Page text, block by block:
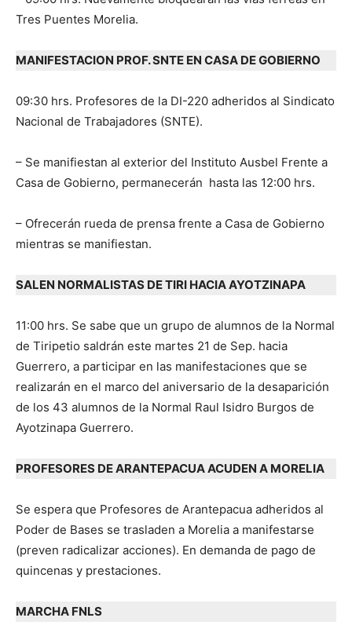
Tres Puentes Morelia.
MANIFESTACION PROF. SNTE EN CASA DE GOBIERNO
09:30 hrs. Profesores de la DI-220 adheridos al Sindicato
Nacional de Trabajadores (SNTE).
– Se manifiestan al exterior del Instituto Ausbel Frente a
Casa de Gobierno, permanecerán hasta las 12:00 hrs.
– Ofrecerán rueda de prensa frente a Casa de Gobierno
mientras se manifiestan.
SALEN NORMALISTAS DE TIRI HACIA AYOTZINAPA
11:00 hrs. Se sabe que un grupo de alumnos de la Normal
de Tiripetio saldrán este martes 21 de Sep. hacia
Guerrero, a participar en las manifestaciones que se
realizarán en el marco del aniversario de la desaparición
de los 43 alumnos de la Normal Raul Isidro Burgos de
Ayotzinapa Guerrero.
PROFESORES DE ARANTEPACUA ACUDEN A MORELIA
Se espera que Profesores de Arantepacua adheridos al
Poder de Bases se trasladen a Morelia a manifestarse
(preven radicalizar acciones). En demanda de pago de
quincenas y prestaciones.
MARCHA FNLS